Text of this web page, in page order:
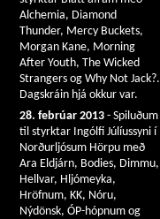
Alchemia, Diamond
Thunder, Mercy Buckets,
Morgan Kane, Morning
After Youth, The Wicked
Strangers og Why Not Jack?.
Dagskráin hjá okkur var.
28. febrúar 2013 - Spiluðum
til styrktar Ingólfi Júlíussyni í
Norðurljósum Hörpu með
Ara Eldjárn, Bodies, Dimmu,
Hellvar, Hljómeyka,
Hröfnum, KK, Nóru,
Nýdönsk, ÓP-hópnum og